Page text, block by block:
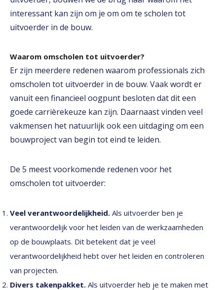
interessant kan zijn om je om om te scholen tot
uitvoerder in de bouw.
Waarom omscholen tot uitvoerder?
Er zijn meerdere redenen waarom professionals zich
omscholen tot uitvoerder in de bouw. Vaak wordt er
vanuit een financieel oogpunt besloten dat dit een
goede carrièrekeuze kan zijn. Daarnaast vinden veel
vakmensen het natuurlijk ook een uitdaging om een
bouwproject van begin tot eind te leiden.
De 5 meest voorkomende redenen voor het
omscholen tot uitvoerder:
Veel verantwoordelijkheid. Als uitvoerder ben je
verantwoordelijk voor het leiden van de werkzaamheden
op de bouwplaats. Dit betekent dat je veel
verantwoordelijkheid hebt over het leiden en controleren
van projecten.
Divers takenpakket. Als uitvoerder heb je te maken met